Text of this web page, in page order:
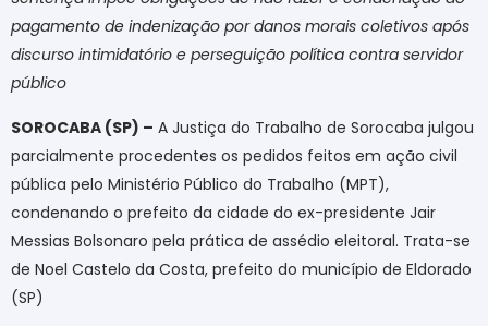
pagamento de indenização por danos morais coletivos após
discurso intimidatório e perseguição política contra servidor
público
SOROCABA (SP) – A Justiça do Trabalho de Sorocaba julgou
parcialmente procedentes os pedidos feitos em ação civil
pública pelo Ministério Público do Trabalho (MPT),
condenando o prefeito da cidade do ex-presidente Jair
Messias Bolsonaro pela prática de assédio eleitoral. Trata-se
de Noel Castelo da Costa, prefeito do município de Eldorado
(SP)